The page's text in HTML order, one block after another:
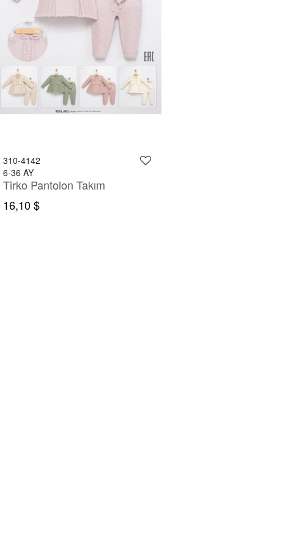
310-4142
6-36 AY
Tirko Pantolon Takım
16,10 $